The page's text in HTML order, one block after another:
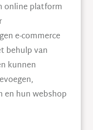
online platform
e-commerce
behulp van
kunnen
en hun webshop